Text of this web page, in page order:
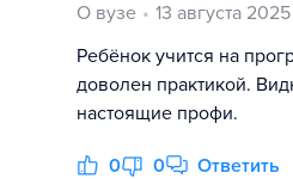
О вузе
13 августа 2025
Ребёнок учится на
доволен практикой.
настоящие профи.
0 0 Ответить